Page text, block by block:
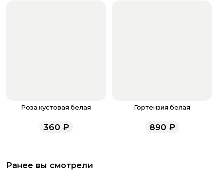
Роза кустовая белая
360 ₽
Гортензия белая
890 ₽
Ранее вы смотрели